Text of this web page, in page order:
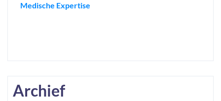
Medische Expertise
Archief